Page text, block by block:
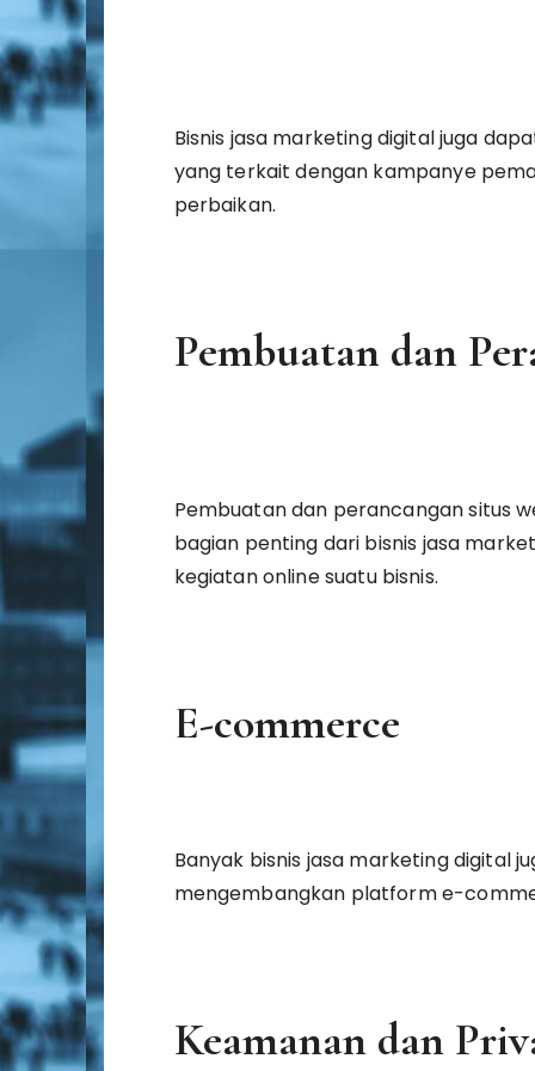
Bisnis jasa marketing digital juga
yang terkait dengan kampanye
perbaikan.
Pembuatan dan
Pembuatan dan perancangan situs
bagian penting dari bisnis jasa
kegiatan online suatu bisnis.
E-commerce
Banyak bisnis jasa marketing digital
mengembangkan platform e-
Keamanan dan